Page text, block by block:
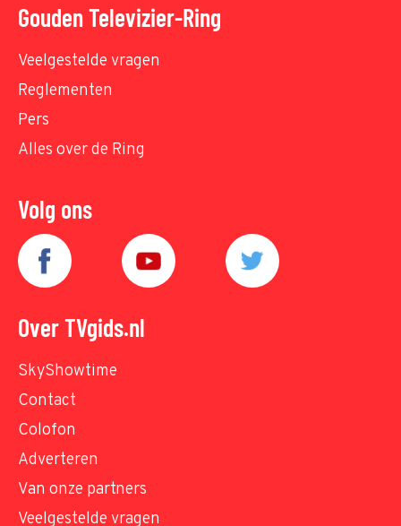
Gouden Televizier-Ring
Veelgestelde vragen
Reglementen
Pers
Alles over de Ring
Volg ons
Over TVgids.nl
SkyShowtime
Contact
Colofon
Adverteren
Van onze partners
Veelgestelde vragen